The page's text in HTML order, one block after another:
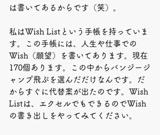
は書いてあるからです（笑）。
私はWish Listという手帳を持っていま
す。この手帳には、人生や仕事での
Wish（願望）を書いてあります。現在
170個あります。この中からバンジージ
ャンプ飛ぶを選んだだけなんです。だ
からすぐに代替案が出たのです。Wish
Listは、エクセルでもできるのでWish
の書き出しをやってみてください。